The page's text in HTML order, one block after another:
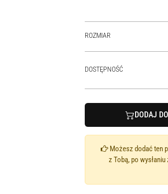
ROZMIAR
DOSTĘPNOŚĆ
DODAJ
Możesz dodać ten
z Tobą, po